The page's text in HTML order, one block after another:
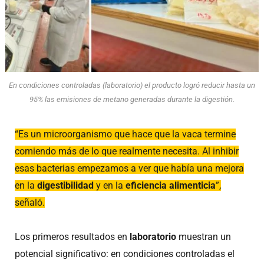
En condiciones controladas (laboratorio) el producto logró reducir hasta un
95% las emisiones de metano generadas durante la digestión.
“Es un microorganismo que hace que la vaca termine
comiendo más de lo que realmente necesita. Al inhibir
esas bacterias empezamos a ver que había una mejora
en la digestibilidad y en la eficiencia alimenticia”,
señaló.
Los primeros resultados en laboratorio muestran un
potencial significativo: en condiciones controladas el